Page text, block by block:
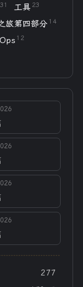
31 工具 23
旅第四部分 14
12
277